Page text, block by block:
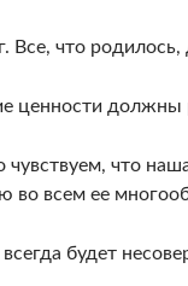
Все, что
ценности должны
чувствуем, что
во всем ее
будет